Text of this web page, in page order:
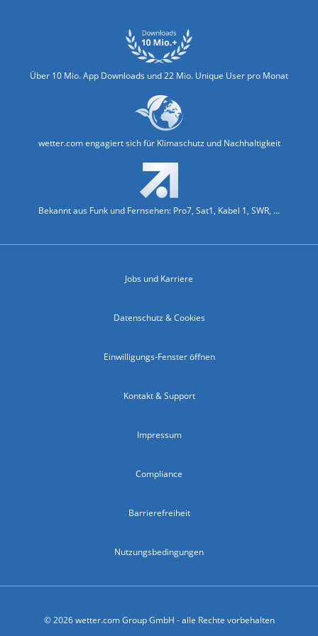
Über 10 Mio. App Downloads und 22 Mio. Unique User pro Monat
wetter.com engagiert sich für Klimaschutz und Nachhaltigkeit
Bekannt aus Funk und Fernsehen: Pro7, Sat1, Kabel 1, SWR, ...
Jobs und Karriere
Datenschutz & Cookies
Einwilligungs-Fenster öffnen
Kontakt & Support
Impressum
Compliance
Barrierefreiheit
Nutzungsbedingungen
© 2026 wetter.com Group GmbH - alle Rechte vorbehalten